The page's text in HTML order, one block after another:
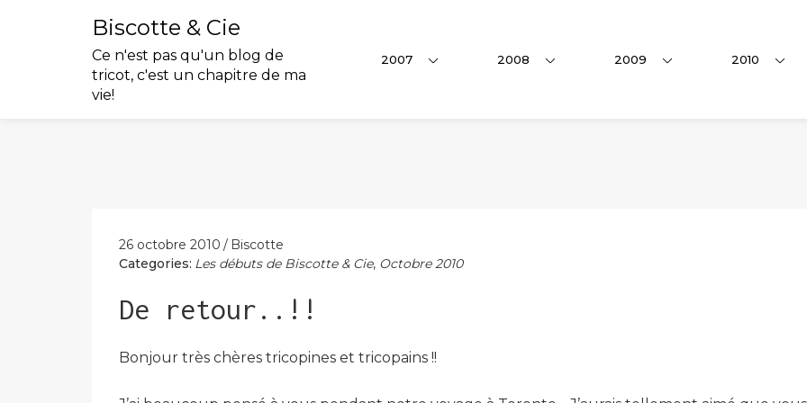
Biscotte & Cie
Ce n'est pas qu'un blog de
tricot, c'est un chapitre de ma
vie!
2007 2008 2009 2010
26 octobre 2010
Biscotte
Categories: Les débuts de Biscotte & Cie, Octobre 2010
De retour..!!
Bonjour très chères tricopines et tricopains !!